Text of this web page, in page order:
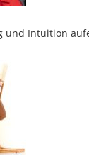
für Tetrapacks